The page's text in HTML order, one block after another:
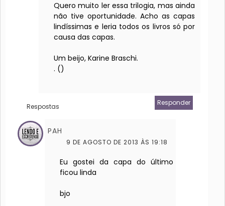
Quero muito ler essa trilogia, mas ainda
não tive oportunidade. Acho as capas
lindíssimas e leria todos os livros só por
causa das capas.
Um beijo, Karine Braschi.
. ()
Responder
Respostas
PAH
9 DE AGOSTO DE 2013 ÀS 19:18
Eu gostei da capa do último
ficou linda
bjo